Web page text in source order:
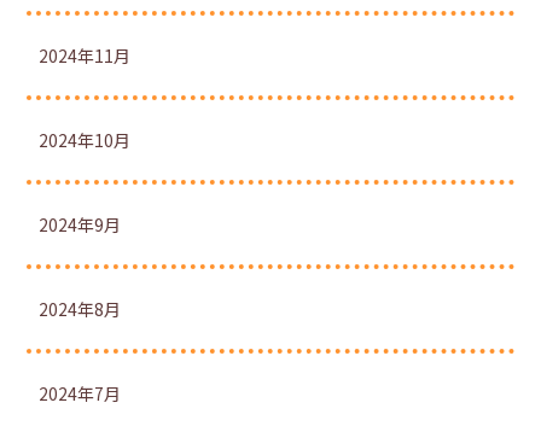
2024年11月
2024年10月
2024年9月
2024年8月
2024年7月